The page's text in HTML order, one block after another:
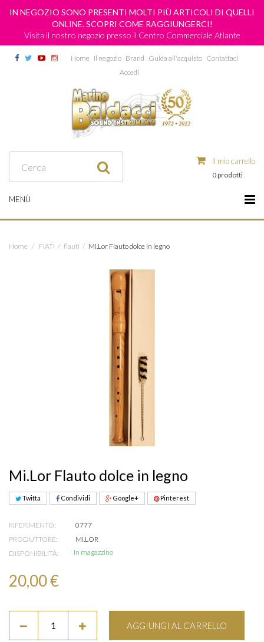
IN NEGOZIO SONO PRESENTI MOLTI PIÙ ARTICOLI DI QUELLI
ONLINE. SCOPRI COME RAGGIUNGERCI!
Visita il nostro negozio presso il Centro Commerciale Atlante
Home Il negozio Brand Guida all'acquisto Contattaci
Accedi
Il mio carrello
0 prodotti
MENÙ
Home / FIATI / flauti / Mi.Lor Flauto dolce in legno
Mi.Lor Flauto dolce in legno
Twitta Condividi Google+ Pinterest
RIFERIMENTO:
0777
PRODUTTORE:
MI.LOR
DISPONIBILITÀ:
In magazzino
20,00 €
AGGIUNGI AL CARRELLO